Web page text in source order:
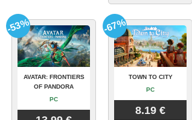
AVATAR: FRONTIERS
OF PANDORA
PC
-53%
TOWN TO CITY
PC
8.19 €
-67%